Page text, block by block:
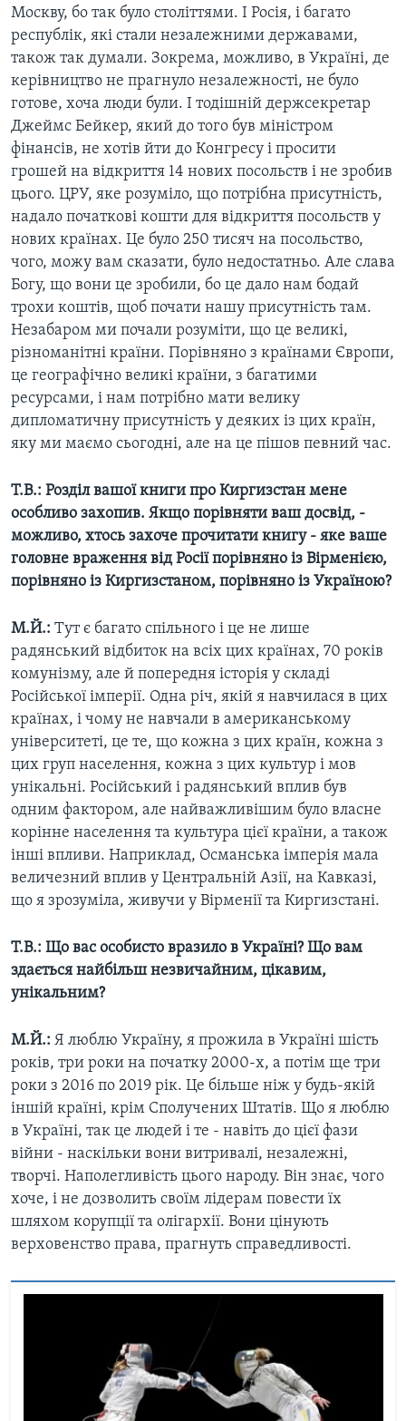
Москву, бо так було століттями. І Росія, і багато
республік, які стали незалежними державами,
також так думали. Зокрема, можливо, в Україні, де
керівництво не прагнуло незалежності, не було
готове, хоча люди були. І тодішній держсекретар
Джеймс Бейкер, який до того був міністром
фінансів, не хотів йти до Конгресу і просити
грошей на відкриття 14 нових посольств і не зробив
цього. ЦРУ, яке розуміло, що потрібна присутність,
надало початкові кошти для відкриття посольств у
нових країнах. Це було 250 тисяч на посольство,
чого, можу вам сказати, було недостатньо. Але слава
Богу, що вони це зробили, бо це дало нам бодай
трохи коштів, щоб почати нашу присутність там.
Незабаром ми почали розуміти, що це великі,
різноманітні країни. Порівняно з країнами Європи,
це географічно великі країни, з багатими
ресурсами, і нам потрібно мати велику
дипломатичну присутність у деяких із цих країн,
яку ми маємо сьогодні, але на це пішов певний час.
Т.В.: Розділ вашої книги про Киргизстан мене
особливо захопив. Якщо порівняти ваш досвід, -
можливо, хтось захоче прочитати книгу - яке ваше
головне враження від Росії порівняно із Вірменією,
порівняно із Киргизстаном, порівняно із Україною?
М.Й.: Тут є багато спільного і це не лише
радянський відбиток на всіх цих країнах, 70 років
комунізму, але й попередня історія у складі
Російської імперії. Одна річ, якій я навчилася в цих
країнах, і чому не навчали в американському
університеті, це те, що кожна з цих країн, кожна з
цих груп населення, кожна з цих культур і мов
унікальні. Російський і радянський вплив був
одним фактором, але найважливішим було власне
корінне населення та культура цієї країни, а також
інші впливи. Наприклад, Османська імперія мала
величезний вплив у Центральній Азії, на Кавказі,
що я зрозуміла, живучи у Вірменії та Киргизстані.
Т.В.: Що вас особисто вразило в Україні? Що вам
здається найбільш незвичайним, цікавим,
унікальним?
М.Й.: Я люблю Україну, я прожила в Україні шість
років, три роки на початку 2000-х, а потім ще три
роки з 2016 по 2019 рік. Це більше ніж у будь-якій
іншій країні, крім Сполучених Штатів. Що я люблю
в Україні, так це людей і те - навіть до цієї фази
війни - наскільки вони витривалі, незалежні,
творчі. Наполегливість цього народу. Він знає, чого
хоче, і не дозволить своїм лідерам повести їх
шляхом корупції та олігархії. Вони цінують
верховенство права, прагнуть справедливості.